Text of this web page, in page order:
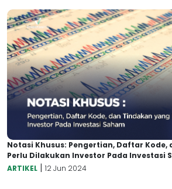
Notasi Khusus: Pengertian, Daftar Kode,
Perlu Dilakukan Investor Pada Investasi
ARTIKEL | 12 Jun 2024